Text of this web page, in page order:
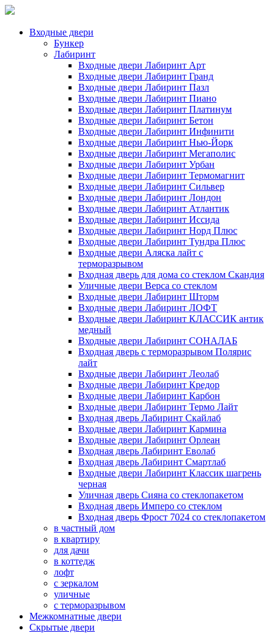
Входные двери
Бункер
Лабиринт
Входные двери Лабиринт Арт
Входные двери Лабиринт Гранд
Входные двери Лабиринт Пазл
Входные двери Лабиринт Пиано
Входные двери Лабиринт Платинум
Входные двери Лабиринт Бетон
Входные двери Лабиринт Инфинити
Входные двери Лабиринт Нью-Йорк
Входные двери Лабиринт Мегаполис
Входные двери Лабиринт Урбан
Входные двери Лабиринт Термомагнит
Входные двери Лабиринт Сильвер
Входные двери Лабиринт Лондон
Входные двери Лабиринт Атлантик
Входные двери Лабиринт Иссида
Входные двери Лабиринт Норд Плюс
Входные двери Лабиринт Тундра Плюс
Входные двери Аляска лайт с
терморазрывом
Входная дверь для дома со стеклом Скандия
Уличные двери Верса со стеклом
Входные двери Лабиринт Шторм
Входные двери Лабиринт ЛОФТ
Входные двери Лабиринт КЛАССИК антик
медный
Входные двери Лабиринт СОНАЛАБ
Входная дверь с терморазрывом Полярис
лайт
Входные двери Лабиринт Леолаб
Входные двери Лабиринт Кредор
Входные двери Лабиринт Карбон
Входные двери Лабиринт Термо Лайт
Входная дверь Лабиринт Скайлаб
Входные двери Лабиринт Кармина
Входные двери Лабиринт Орлеан
Входная дверь Лабиринт Еволаб
Входная дверь Лабиринт Смартлаб
Входные двери Лабиринт Классик шагрень
черная
Уличная дверь Сияна со стеклопакетом
Входная дверь Имперо со стеклом
Входная дверь Фрост 7024 со стеклопакетом
в частный дом
в квартиру
для дачи
в коттедж
лофт
с зеркалом
уличные
с терморазрывом
Межкомнатные двери
Скрытые двери